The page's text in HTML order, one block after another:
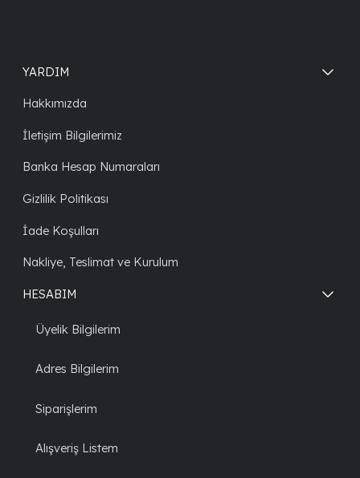
YARDIM
Hakkımızda
İletişim Bilgilerimiz
Banka Hesap Numaraları
Gizlilik Politikası
İade Koşulları
Nakliye, Teslimat ve Kurulum
HESABIM
Üyelik Bilgilerim
Adres Bilgilerim
Siparişlerim
Alışveriş Listem